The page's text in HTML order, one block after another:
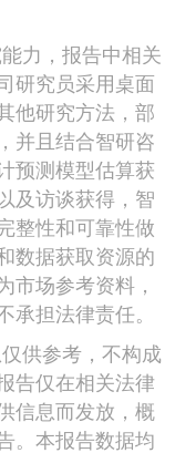
力，报告中相关
研究员采用桌面
他研究方法，部
并且结合智研咨
预测模型估算获
及访谈获得，智
整性和可靠性做
数据获取资源的
市场参考资料，
承担法律责任。
供参考，不构成
告仅在相关法律
信息而发放，概
。本报告数据均